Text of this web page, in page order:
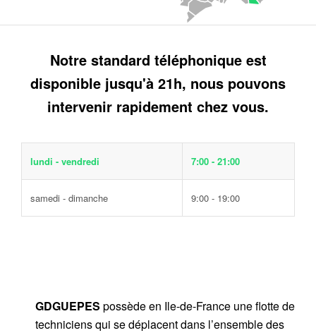
Notre standard téléphonique est
disponible jusqu'à 21h, nous pouvons
intervenir rapidement chez vous.
lundi - vendredi 7:00 - 21:00
samedi - dimanche 9:00 - 19:00
GDGUEPES possède en Ile-de-France une flotte de
techniciens qui se déplacent dans l’ensemble des